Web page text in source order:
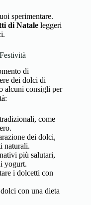
sperimentare.
di Natale leggeri
di
dei dolci di
alcuni consigli per
come
dei dolci,
naturali.
più salutari,
yogurt.
i dolcetti con
con una dieta